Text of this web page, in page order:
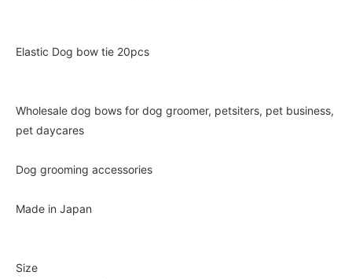
Elastic Dog bow tie 20pcs
Wholesale dog bows for dog groomer, petsiters, pet business,
pet daycares
Dog grooming accessories
Made in Japan
Size